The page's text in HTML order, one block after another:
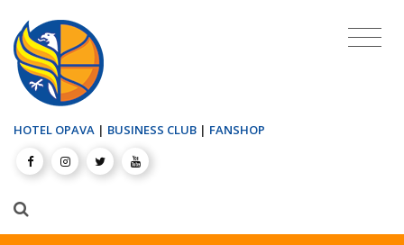
HOTEL OPAVA | BUSINESS CLUB | FANSHOP